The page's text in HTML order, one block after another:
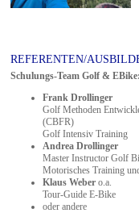
REFERENTEN/
Schulungs-Team Golf &
Frank Drollinger
Golf Methoden
(CBFR)
Golf Intensiv Training
Andrea Drollinger
Master Instructor Golf
Motorisches Training
Klaus Weber o.a.
Tour-Guide E-Bike
oder andere